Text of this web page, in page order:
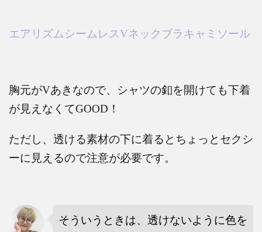
エアリズムシームレスVネックブラキャミソール
胸元がVあきなので、シャツの釦を開けても下着
が見えなくてGOOD ！
ただし、透ける素材の下に着るとちょっとセクシ
ーに見えるので注意が必要です。
そういうときは、透けないように色を